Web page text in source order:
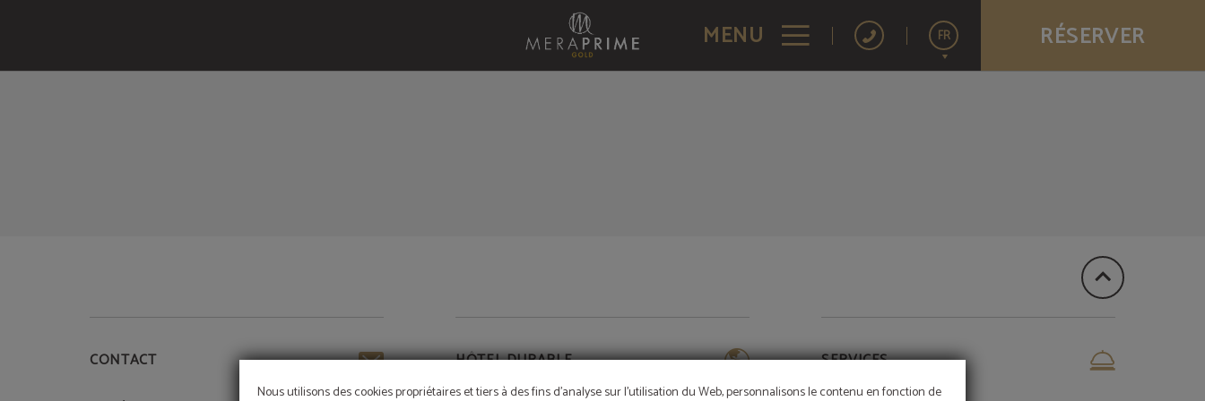
Nous utilisons des cookies propriétaires et tiers à des fins d'analyse sur l'utilisation du Web, personnalisons le contenu en fonction de
MENU FR RÉSERVER
CONTACT HÔTEL DURABLE SERVICES